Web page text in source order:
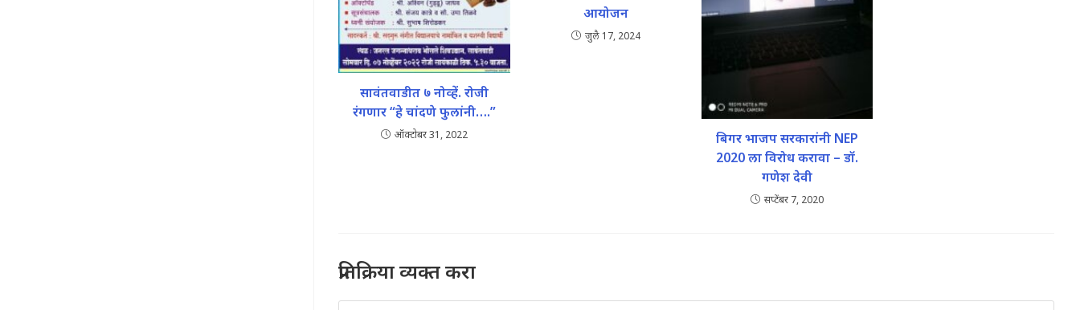
सावंतवाडीत ७ नोव्हें. रोजी
रंगणार “हे चांदणे फुलांनी….”
ऑक्टोबर 31, 2022
आयोजन
जुलै 17, 2024
बिगर भाजप सरकारांनी NEP
2020 ला विरोध करावा – डॉ.
गणेश देवी
सप्टेंबर 7, 2020
प्रतिक्रिया व्यक्त करा